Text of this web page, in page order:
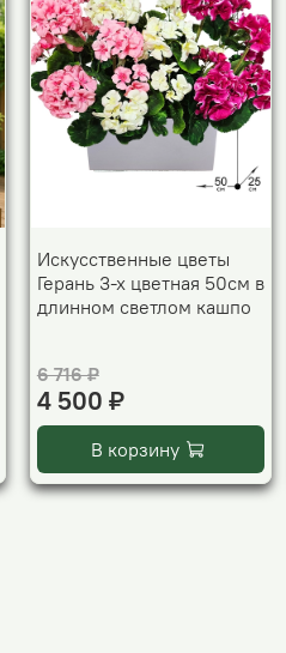
Искусственные цветы
Герань 3-х цветная 50см в
длинном светлом кашпо
6 716 ₽
4 500 ₽
В корзину